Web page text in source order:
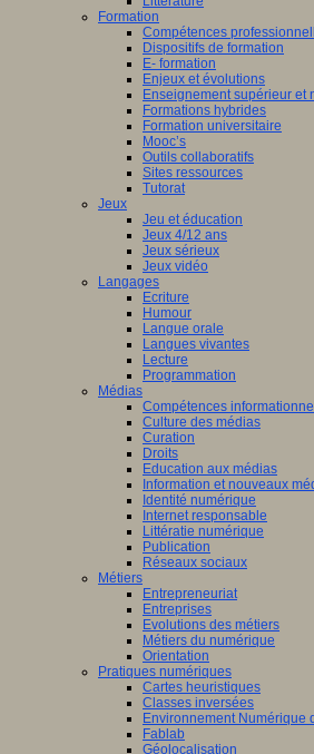
Formation
Compétences
Dispositifs de formation
E- formation
Enjeux et évolutions
Enseignement supérieur et
Formations hybrides
Formation universitaire
Mooc’s
Outils collaboratifs
Sites ressources
Tutorat
Jeux
Jeu et éducation
Jeux 4/12 ans
Jeux sérieux
Jeux vidéo
Langages
Ecriture
Humour
Langue orale
Langues vivantes
Lecture
Programmation
Médias
Compétences
Culture des médias
Curation
Droits
Education aux médias
Information et nouveaux
Identité numérique
Internet responsable
Littératie numérique
Publication
Réseaux sociaux
Métiers
Entrepreneuriat
Entreprises
Evolutions des métiers
Métiers du numérique
Orientation
Pratiques numériques
Cartes heuristiques
Classes inversées
Environnement Numérique
Fablab
Géolocalisation